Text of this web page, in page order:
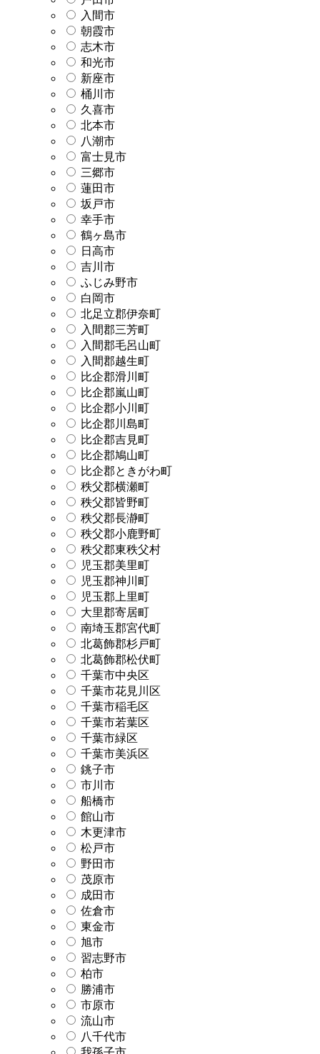
入間市
朝霞市
志木市
和光市
新座市
桶川市
久喜市
北本市
八潮市
富士見市
三郷市
蓮田市
坂戸市
幸手市
鶴ヶ島市
日高市
吉川市
ふじみ野市
白岡市
北足立郡伊奈町
入間郡三芳町
入間郡毛呂山町
入間郡越生町
比企郡滑川町
比企郡嵐山町
比企郡小川町
比企郡川島町
比企郡吉見町
比企郡鳩山町
比企郡ときがわ町
秩父郡横瀬町
秩父郡皆野町
秩父郡長瀞町
秩父郡小鹿野町
秩父郡東秩父村
児玉郡美里町
児玉郡神川町
児玉郡上里町
大里郡寄居町
南埼玉郡宮代町
北葛飾郡杉戸町
北葛飾郡松伏町
千葉市中央区
千葉市花見川区
千葉市稲毛区
千葉市若葉区
千葉市緑区
千葉市美浜区
銚子市
市川市
船橋市
館山市
木更津市
松戸市
野田市
茂原市
成田市
佐倉市
東金市
旭市
習志野市
柏市
勝浦市
市原市
流山市
八千代市